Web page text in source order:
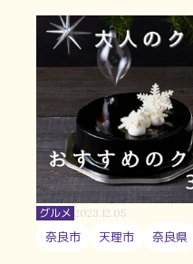
グルメ 2023.12.05
奈良市 天理市 奈良県